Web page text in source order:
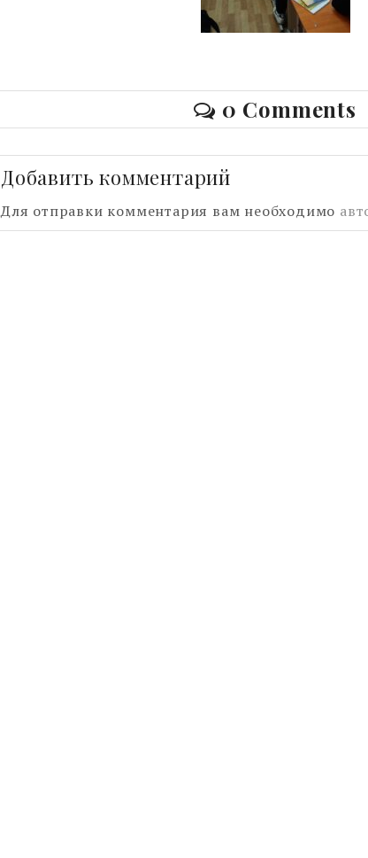
0 Comments
Добавить комментарий
Для отправки комментария вам необходимо